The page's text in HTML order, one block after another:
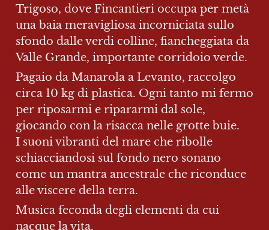
Trigoso, dove Fincantieri occupa per metà
una baia meravigliosa incorniciata sullo
sfondo dalle verdi colline, fiancheggiata da
Valle Grande, importante corridoio verde.
Pagaio da Manarola a Levanto, raccolgo
circa 10 kg di plastica. Ogni tanto mi fermo
per riposarmi e ripararmi dal sole,
giocando con la risacca nelle grotte buie.
I suoni vibranti del mare che ribolle
schiacciandosi sul fondo nero sonano
come un mantra ancestrale che riconduce
alle viscere della terra.
Musica feconda degli elementi da cui
nacque la vita.